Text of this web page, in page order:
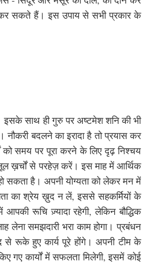
कर सकते हैं। इस उपाय से सभी प्रकार के
साथ ही गुरु पर अष्टमेश शनि की भी
बदलने का इरादा है तो प्रयास कर
समय पर पूरा करने के लिए दृढ़ निश्चय
ख़र्चों से परहेज़ करें। इस माह में आर्थिक
सकता है। अपनी योग्यता को लेकर मन में
का श्रेय ख़ुद न लें, इससे सहकर्मियों के
रूचि ज़्यादा रहेगी, लेकिन बौद्धिक
लेना समझदारी भरा काम होगा। प्रबंधन
से रूके हुए कार्य पूरे होंगे। अपनी टीम के
गए कार्यों में सफलता मिलेगी, इसमें कोई